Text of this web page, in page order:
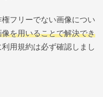
権フリーでない画像につい
を用いることで解決でき
用規約は必ず確認しまし